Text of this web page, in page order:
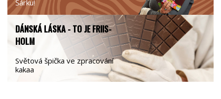
Šárku!
DÁNSKÁ LÁSKA - TO JE FRIIS-
HOLM
Světová špička ve zpracování
kakaa